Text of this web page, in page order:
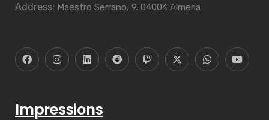
Address: Maestro Serrano, 9. 04004 Almería
Impressions